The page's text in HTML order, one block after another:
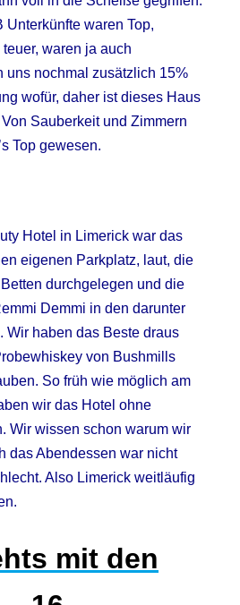
waren Top,
waren ja auch
uns nochmal zusätzlich 15%
wofür, daher ist dieses Haus
Sauberkeit und Zimmern
Top gewesen.
Hotel in Limerick war das
eigenen Parkplatz, laut, die
durchgelegen und die
Demmi in den darunter
Wir haben das Beste draus
von Bushmills
So früh wie möglich am
wir das Hotel ohne
Wir wissen schon warum wir
das Abendessen war nicht
Also Limerick weitläufig
mit den